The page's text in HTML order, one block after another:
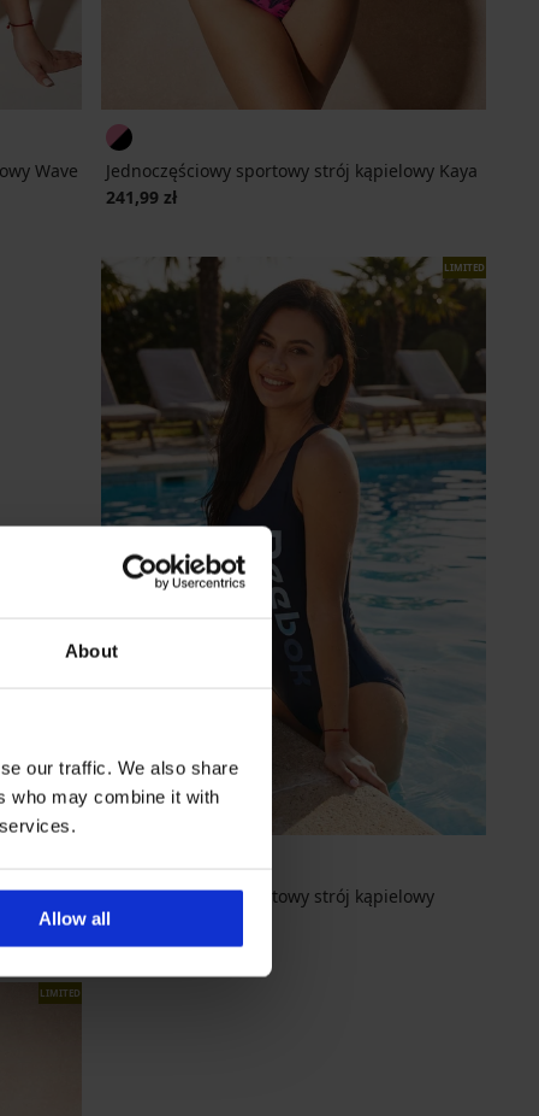
About
our traffic. We also share
who may combine it with
Allow all
Wave
Jednoczęściowy sportowy strój kąpielowy Kaya
241,99 zł
LIMITED
Jednoczęściowy sportowy strój kąpielowy
Reebok Ven...
Zniżka
188,29 złPierwotna cena
268,99 zł
LIMITED